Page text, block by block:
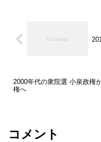
2000年代の衆院選 小泉政権
権へ
コメント